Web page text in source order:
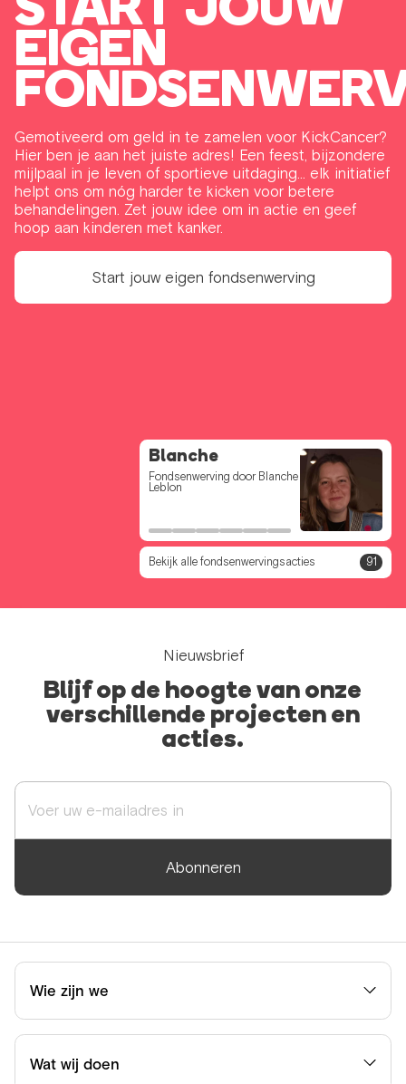
START JOUW
EIGEN
Gemotiveerd om geld in te zamelen voor KickCancer?
Hier ben je aan het juiste adres! Een feest, bijzondere
mijlpaal in je leven of sportieve uitdaging… elk initiatief
helpt ons om nóg harder te kicken voor betere
behandelingen. Zet jouw idee om in actie en geef
hoop aan kinderen met kanker.
Start jouw eigen fondsenwerving
Voor de Bff 224
Fondsenwerving door Andrea
Ceulemans
Blanche
Fondsenwerving door Blanche
Leblon
Clem
Fondsenwerving door
Clémence Streel
Emma
Fondsenwerving door Emma
Dumont
Vic
Fondsenwerving door Victoria
Averna
Camille
Fondsenwerving door Camille
DUCARME
Bekijk alle fondsenwervingsacties 91
Nieuwsbrief
Blijf op de hoogte van onze
verschillende projecten en
acties.
Abonneren
Wie zijn we
Wat wij doen